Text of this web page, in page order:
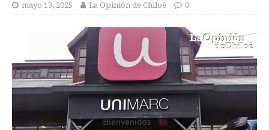
mayo 13, 2025 La Opinión de Chiloé 0